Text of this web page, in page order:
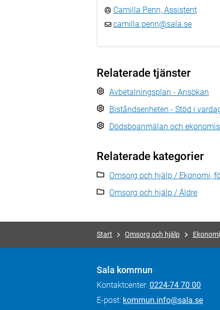
Camilla Penn, Assistent
camilla.penn@sala.se
Relaterade tjänster
Avbetalningsplan - Ansökan
Biståndsenheten - Stöd i
Dödsboanmälan och
Relaterade kategorier
Omsorg och hjälp / Ekonomi,
Omsorg och hjälp / Äldre
Start Omsorg och hjälp
Sala kommun
Kontaktcenter: 0224-74 70 00
E-post: kommun.info@sala.se